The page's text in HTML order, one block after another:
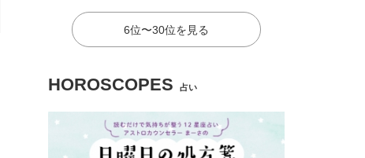
6位〜30位を見る
HOROSCOPES 占い